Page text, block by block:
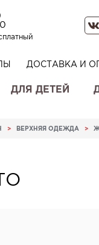
ДОСТАВКА И
ДЛЯ ДЕТЕЙ
> ВЕРХНЯЯ ОДЕЖДА >